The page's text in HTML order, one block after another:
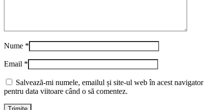
Nume *
Email *
Salvează-mi numele, emailul și site-ul web în acest navigator
pentru data viitoare când o să comentez.